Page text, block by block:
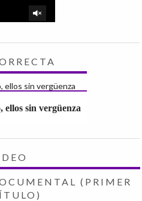
ellos sin vergüenza
(PRIMER